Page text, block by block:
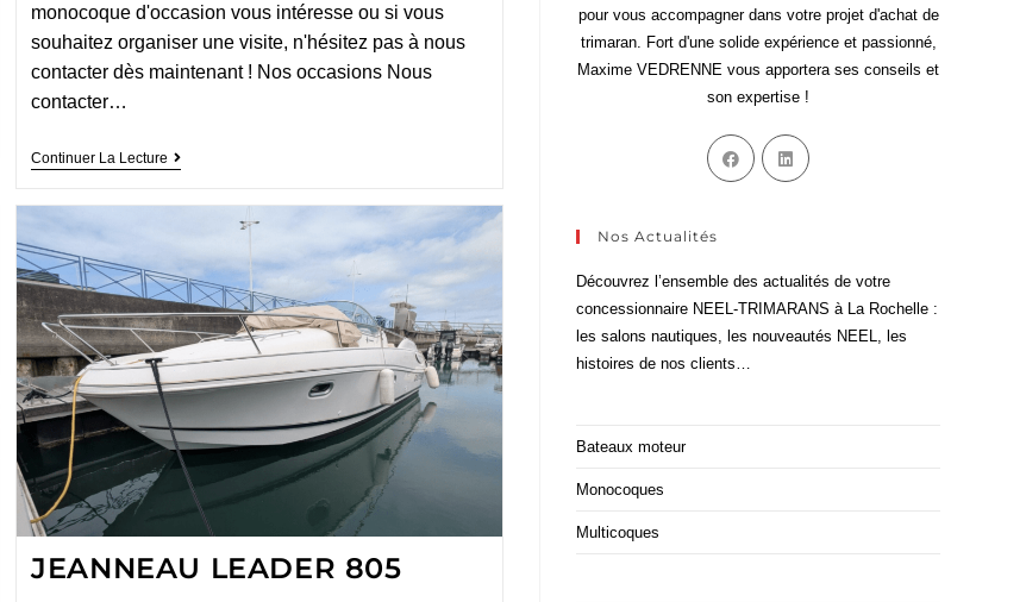
monocoque d'occasion vous intéresse ou si vous
souhaitez organiser une visite, n'hésitez pas à nous
contacter dès maintenant ! Nos occasions Nous
contacter…
Continuer La Lecture
JEANNEAU LEADER 805
pour vous accompagner dans votre projet d'achat de
trimaran. Fort d'une solide expérience et passionné,
Maxime VEDRENNE vous apportera ses conseils et
son expertise !
Nos Actualités
Découvrez l’ensemble des actualités de votre
concessionnaire NEEL-TRIMARANS à La Rochelle :
les salons nautiques, les nouveautés NEEL, les
histoires de nos clients…
Bateaux moteur
Monocoques
Multicoques